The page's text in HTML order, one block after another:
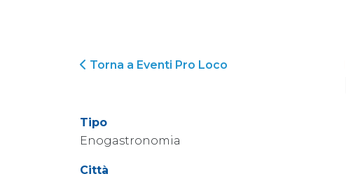
Torna a Eventi Pro Loco
Tipo
Enogastronomia
Città